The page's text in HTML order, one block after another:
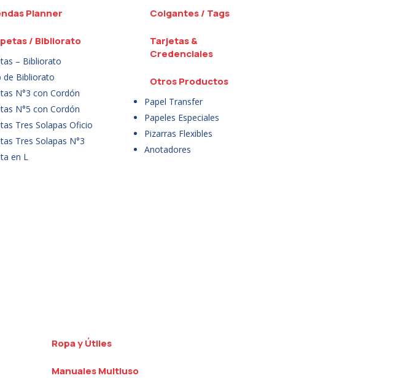
Planner
/ Bibliorato
– Bibliorato
de Bibliorato
N°3 con Cordón
N°5 con Cordón
Tres Solapas Oficio
Tres Solapas N°3
en L
Colgantes / Tags
Tarjetas &
Credenciales
Otros Productos
Papel Transfer
Papeles Especiales
Pizarras Flexibles
Anotadores
Ropa y Útiles
Manuales Multiuso